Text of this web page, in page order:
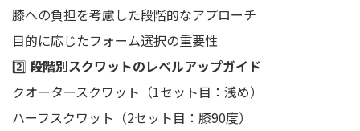
膝への負担を考慮した段階的なアプローチ
目的に応じたフォーム選択の重要性
2️⃣ 段階別スクワットのレベルアップガイド
クオータースクワット（1セット目：浅め）
ハーフスクワット（2セット目：膝90度）